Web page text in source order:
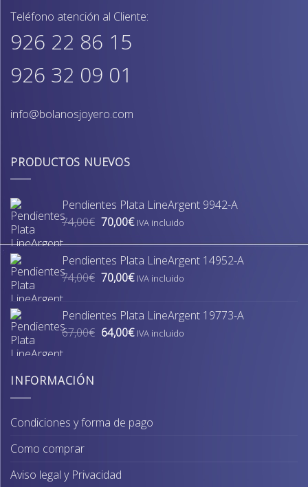
Teléfono atención al Cliente:
926 22 86 15
926 32 09 01
info@bolanosjoyero.com
PRODUCTOS NUEVOS
Pendientes Plata LineArgent 9942-A
74,00€ El
era:
74,00€.
70,00€El
es:
70,00€.
IVA incluido
Pendientes Plata LineArgent 14952-A
74,00€ El
era:
74,00€.
70,00€El
es:
70,00€.
IVA incluido
Pendientes Plata LineArgent 19773-A
67,00€ El
64,00€ElIVA incluido
INFORMACIÓN
Condiciones y forma de pago
Como comprar
Aviso legal y Privacidad